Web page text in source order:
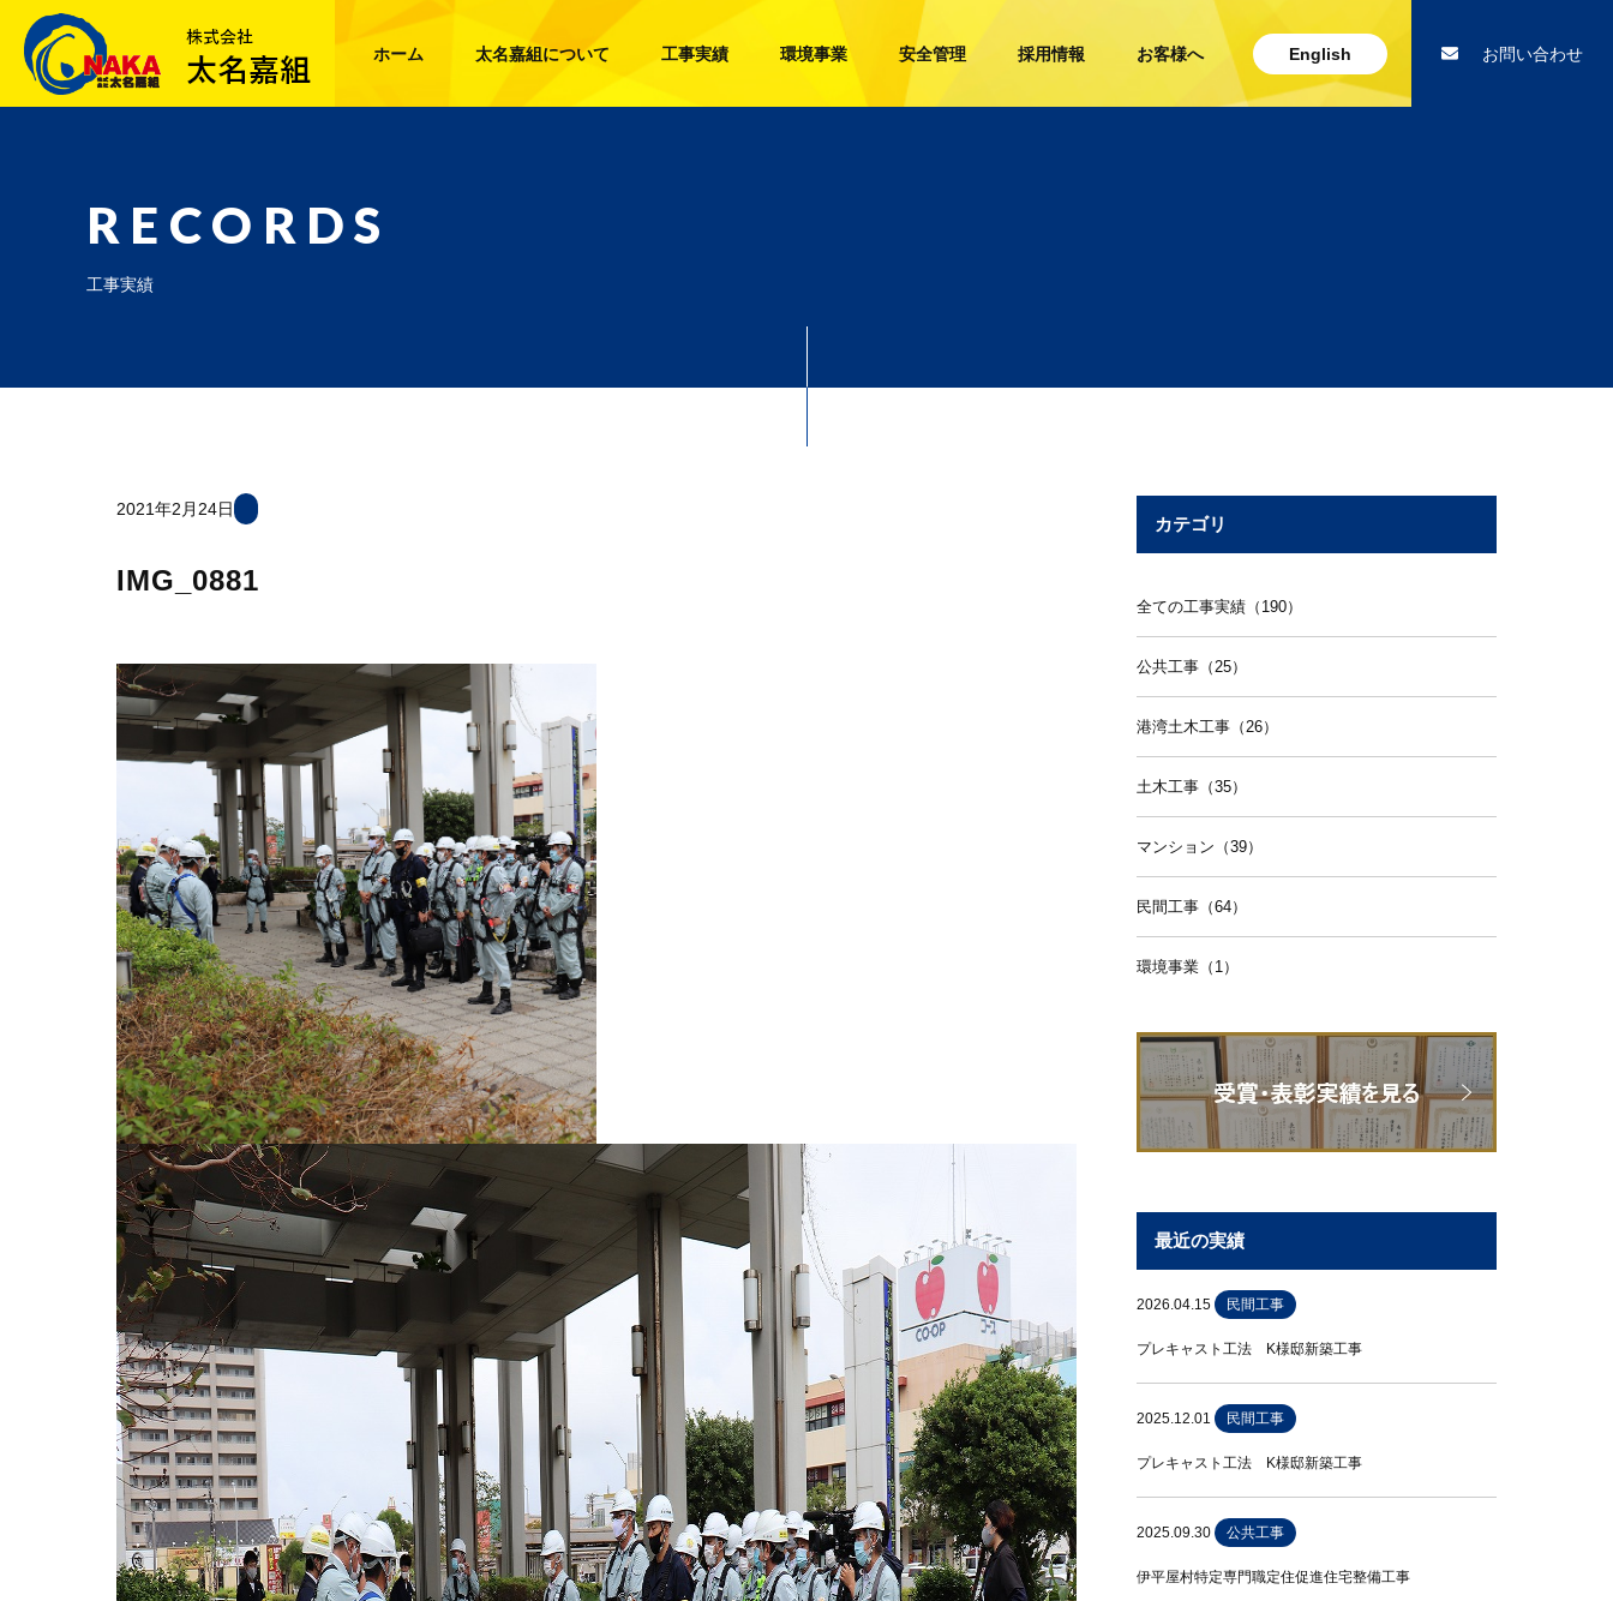
ホーム 太名嘉組について 工事実績 環境事業 安全管理 採用情報 お客様へ English お問い合わせ
RECORDS
工事実績
2021年2月24日
IMG_0881
カテゴリ
全ての工事実績（190）
公共工事（25）
港湾土木工事（26）
土木工事（35）
マンション（39）
民間工事（64）
環境事業（1）
最近の実績
2026.04.15 民間工事
プレキャスト工法 K様邸新築工事
2025.12.01 民間工事
プレキャスト工法 K様邸新築工事
2025.09.30 公共工事
伊平屋村特定専門職定住促進住宅整備工事